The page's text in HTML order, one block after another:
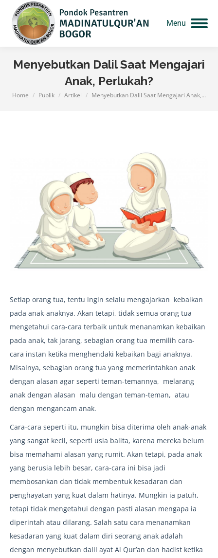
Menu
Menyebutkan Dalil Saat Mengajari
Anak, Perlukah?
You are here:
Home Publik Artikel Menyebutkan Dalil Saat Mengajari Anak,…
Setiap orang tua, tentu ingin selalu mengajarkan kebaikan
pada anak-anaknya. Akan tetapi, tidak semua orang tua
mengetahui cara-cara terbaik untuk menanamkan kebaikan
pada anak, tak jarang, sebagian orang tua memilih cara-
cara instan ketika menghendaki kebaikan bagi anaknya.
Misalnya, sebagian orang tua yang memerintahkan anak
dengan alasan agar seperti teman-temannya, melarang
anak dengan alasan malu dengan teman-teman, atau
dengan mengancam anak.
Cara-cara seperti itu, mungkin bisa diterima oleh anak-anak
yang sangat kecil, seperti usia balita, karena mereka belum
bisa memahami alasan yang rumit. Akan tetapi, pada anak
yang berusia lebih besar, cara-cara ini bisa jadi
membosankan dan tidak membentuk kesadaran dan
penghayatan yang kuat dalam hatinya. Mungkin ia patuh,
tetapi tidak mengetahui dengan pasti alasan mengapa ia
diperintah atau dilarang. Salah satu cara menanamkan
kesadaran yang kuat dalam diri seorang anak adalah
dengan menyebutkan dalil ayat Al Qur’an dan hadist ketika